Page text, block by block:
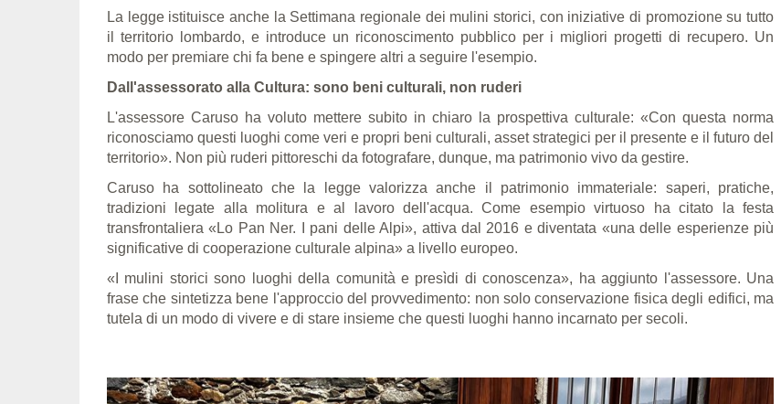
La legge istituisce anche la Settimana regionale dei mulini storici, con iniziative di promozione su tutto
il territorio lombardo, e introduce un riconoscimento pubblico per i migliori progetti di recupero. Un
modo per premiare chi fa bene e spingere altri a seguire l'esempio.
Dall'assessorato alla Cultura: sono beni culturali, non ruderi
L'assessore Caruso ha voluto mettere subito in chiaro la prospettiva culturale: «Con questa norma
riconosciamo questi luoghi come veri e propri beni culturali, asset strategici per il presente e il futuro del
territorio». Non più ruderi pittoreschi da fotografare, dunque, ma patrimonio vivo da gestire.
Caruso ha sottolineato che la legge valorizza anche il patrimonio immateriale: saperi, pratiche,
tradizioni legate alla molitura e al lavoro dell'acqua. Come esempio virtuoso ha citato la festa
transfrontaliera «Lo Pan Ner. I pani delle Alpi», attiva dal 2016 e diventata «una delle esperienze più
significative di cooperazione culturale alpina» a livello europeo.
«I mulini storici sono luoghi della comunità e presìdi di conoscenza», ha aggiunto l'assessore. Una
frase che sintetizza bene l'approccio del provvedimento: non solo conservazione fisica degli edifici, ma
tutela di un modo di vivere e di stare insieme che questi luoghi hanno incarnato per secoli.